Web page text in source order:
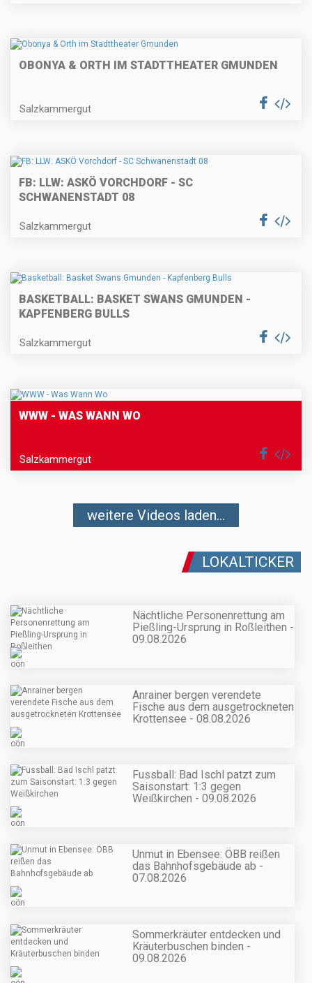
OBONYA & ORTH IM STADTTHEATER GMUNDEN
Salzkammergut
FB: LLW: ASKÖ VORCHDORF - SC
SCHWANENSTADT 08
Salzkammergut
BASKETBALL: BASKET SWANS GMUNDEN -
KAPFENBERG BULLS
Salzkammergut
WWW - WAS WANN WO
Salzkammergut
weitere Videos laden...
LOKALTICKER
Nächtliche Personenrettung am
Pießling-Ursprung in Roßleithen -
09.08.2026
Anrainer bergen verendete
Fische aus dem ausgetrockneten
Krottensee - 08.08.2026
Fussball: Bad Ischl patzt zum
Saisonstart: 1:3 gegen
Weißkirchen - 09.08.2026
Unmut in Ebensee: ÖBB reißen
das Bahnhofsgebäude ab -
07.08.2026
Sommerkräuter entdecken und
Kräuterbuschen binden -
09.08.2026